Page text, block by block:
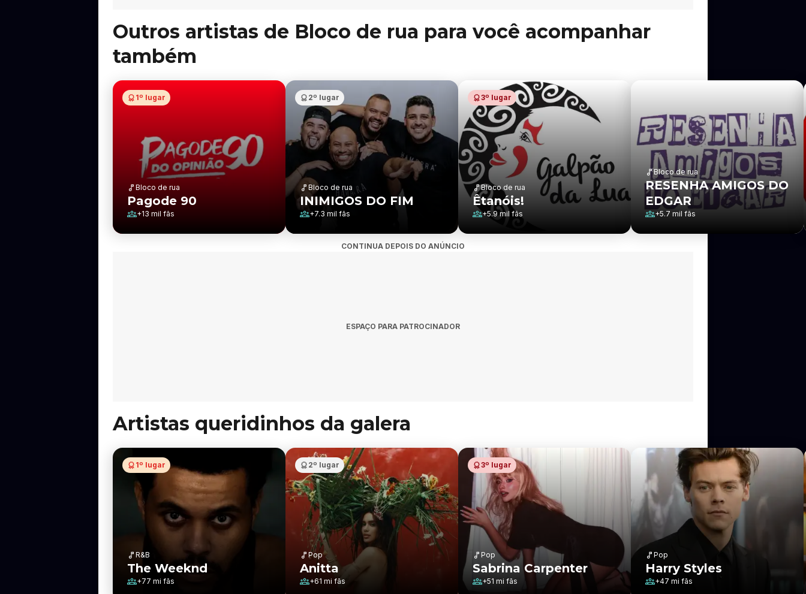
Outros artistas de Bloco de rua para você acompanhar
também
1º lugar
Bloco de rua
Pagode 90
+13 mil fãs
2º lugar
Bloco de rua
INIMIGOS DO FIM
+7.3 mil fãs
3º lugar
Bloco de rua
Êtanóis!
+5.9 mil fãs
Bloco de rua
RESENHA AMIGOS DO
EDGAR
+5.7 mil fãs
CONTINUA DEPOIS DO ANÚNCIO
ESPAÇO PARA PATROCINADOR
Artistas queridinhos da galera
1º lugar
R&B
The Weeknd
+77 mi fãs
2º lugar
Pop
Anitta
+61 mi fãs
3º lugar
Pop
Sabrina Carpenter
+51 mi fãs
Pop
Harry Styles
+47 mi fãs